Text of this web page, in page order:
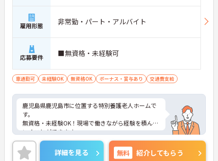
雇用形態 非常勤・パート・アルバイト
応募要件 ■無資格・未経験可
車通勤可 未経験OK 無資格OK ボーナス・賞与あり 交通費支給
鹿児島県鹿児島市に位置する特別養護老人ホームで
す。
無資格・未経験OK！現場で働きながら経験を積んで
いくことができます。
マイカー通勤が可能なため、通勤に便利です。
ご興味をお持ちの方はお気軽にお問い合わせくださ
い。
詳細を見る 無料 紹介してもらう